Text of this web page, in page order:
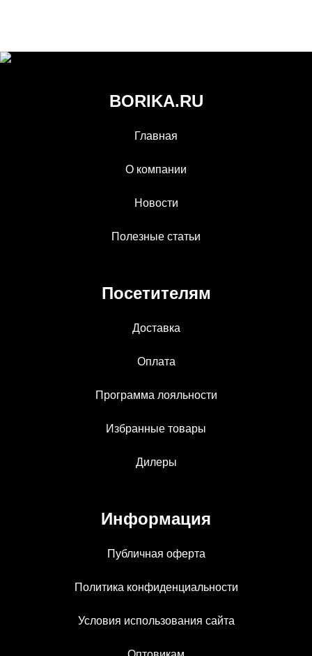
BORIKA.RU
Главная
О компании
Новости
Полезные статьи
Посетителям
Доставка
Оплата
Программа лояльности
Избранные товары
Дилеры
Информация
Публичная оферта
Политика конфиденциальности
Условия использования сайта